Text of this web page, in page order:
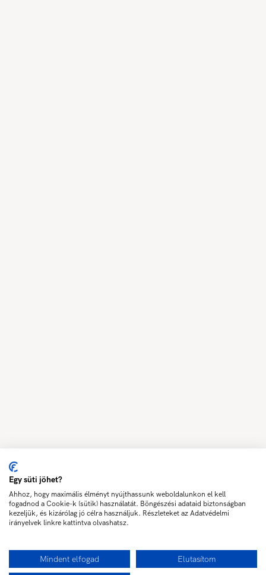
Egy süti jöhet?
Ahhoz, hogy maximális élményt nyújthassunk weboldalunkon el kell
fogadnod a Cookie-k (sütik) használatát. Böngészési adataid biztonságban
kezeljük, és kizárólag jó célra használjuk. Részleteket az Adatvédelmi
irányelvek linkre kattintva olvashatsz.
Mindent elfogad Elutasítom